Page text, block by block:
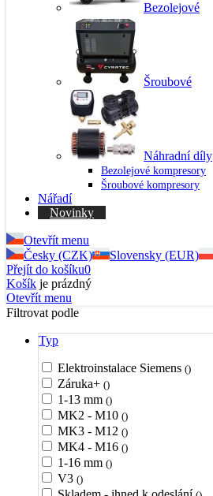
Bezolejové
Šroubové
Náhradní díly
Bezolejové kompresory
Šroubové kompresory
Nářadí
Novinky
Otevřít menu
Česky (CZK)
Slovensky (EUR)
Přejít do košíku0
Košík je prázdný
Otevřít menu
Filtrovat podle
Typ
Elektroinstalace Siemens ()
Záruka+ ()
1-13 mm ()
MK2 - M10 ()
MK3 - M12 ()
MK4 - M16 ()
1-16 mm ()
V3 ()